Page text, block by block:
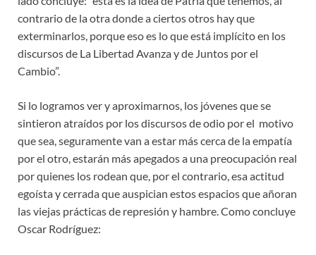
contrario de la otra donde a ciertos otros hay que
exterminarlos, porque eso es lo que está implícito en los
discursos de La Libertad Avanza y de Juntos por el
Cambio”.
Si lo logramos ver y aproximarnos, los jóvenes que se
sintieron atraídos por los discursos de odio por el motivo
que sea, seguramente van a estar más cerca de la empatía
por el otro, estarán más apegados a una preocupación real
por quienes los rodean que, por el contrario, esa actitud
egoísta y cerrada que auspician estos espacios que añoran
las viejas prácticas de represión y hambre. Como concluye
Oscar Rodríguez: